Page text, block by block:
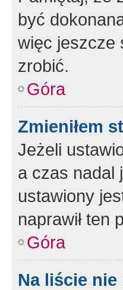
być
więc jeszcze
zrobić.
Góra
Zmieniłem
Jeżeli
a czas nadal
ustawiony
naprawił ten
Góra
Na liście